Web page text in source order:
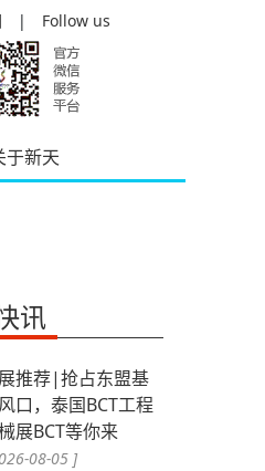
| Follow us
于新天
讯
推荐|抢占东盟基
口，泰国BCT工程
展BCT等你来
08-05 ]